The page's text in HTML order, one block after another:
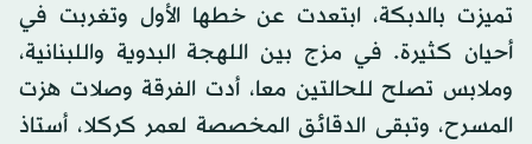
تميزت بالدبكة، ابتعدت عن خطها الأول وتغربت في
أحيان كثيرة. في مزج بين اللهجة البدوية واللبنانية،
وملابس تصلح للحالتين معا، أدت الفرقة وصلات هزت
المسرح، وتبقى الدقائق المخصصة لعمر كركلا، أستاذ